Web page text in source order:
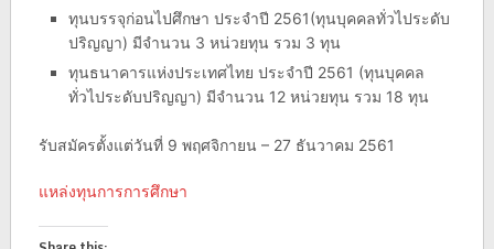
ทุนบรรจุก่อนไปศึกษา ประจำปี 2561(ทุนบุคคลทั่วไประดับ
ปริญญา) มีจำนวน 3 หน่วยทุน รวม 3 ทุน
ทุนธนาคารแห่งประเทศไทย ประจำปี 2561 (ทุนบุคคล
ทั่วไประดับปริญญา) มีจำนวน 12 หน่วยทุน รวม 18 ทุน
รับสมัครตั้งแต่วันที่ 9 พฤศจิกายน – 27 ธันวาคม 2561
แหล่งทุนการการศึกษา